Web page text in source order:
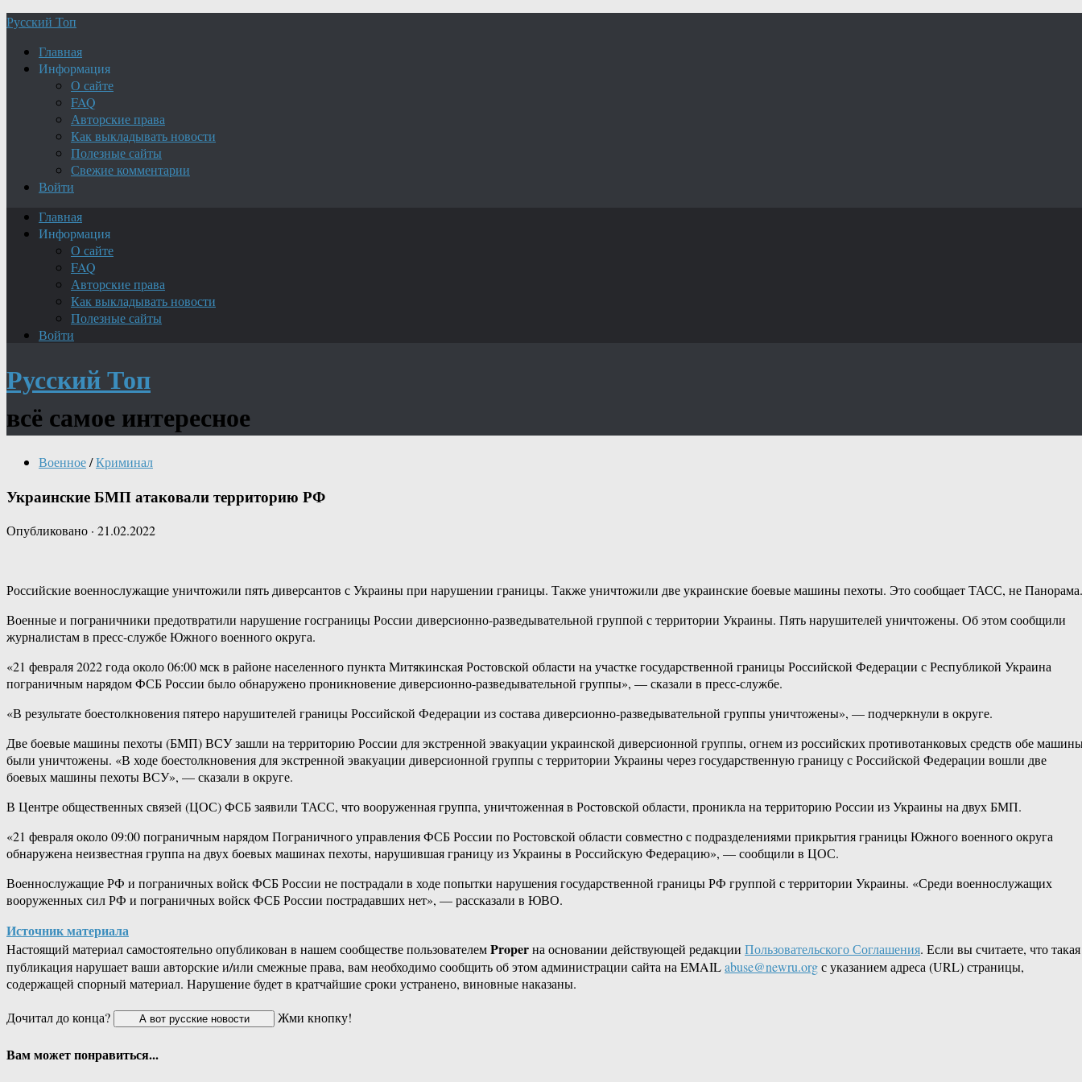
Русский Топ
Главная
Информация
О сайте
FAQ
Авторские права
Как выкладывать новости
Полезные сайты
Свежие комментарии
Войти
Главная
Информация
О сайте
FAQ
Авторские права
Как выкладывать новости
Полезные сайты
Войти
Русский Топ
всё самое интересное
Военное/Криминал
Украинские БМП атаковали территорию РФ
Опубликовано · 21.02.2022
Российские военнослужащие уничтожили пять диверсантов с Украины при нарушении границы. Также уничтожили две украинские боевые машины пехоты. Это сообщает ТАСС, не Панорама.
Военные и пограничники предотвратили нарушение госграницы России диверсионно-разведывательной группой с территории Украины. Пять нарушителей уничтожены. Об этом сообщили
журналистам в пресс-службе Южного военного округа.
«21 февраля 2022 года около 06:00 мск в районе населенного пункта Митякинская Ростовской области на участке государственной границы Российской Федерации с Республикой Украина
пограничным нарядом ФСБ России было обнаружено проникновение диверсионно-разведывательной группы», — сказали в пресс-службе.
«В результате боестолкновения пятеро нарушителей границы Российской Федерации из состава диверсионно-разведывательной группы уничтожены», — подчеркнули в округе.
Две боевые машины пехоты (БМП) ВСУ зашли на территорию России для экстренной эвакуации украинской диверсионной группы, огнем из российских противотанковых средств обе
были уничтожены. «В ходе боестолкновения для экстренной эвакуации диверсионной группы с территории Украины через государственную границу с Российской Федерации вошли две
боевых машины пехоты ВСУ», — сказали в округе.
В Центре общественных связей (ЦОС) ФСБ заявили ТАСС, что вооруженная группа, уничтоженная в Ростовской области, проникла на территорию России из Украины на двух БМП.
«21 февраля около 09:00 пограничным нарядом Пограничного управления ФСБ России по Ростовской области совместно с подразделениями прикрытия границы Южного военного округа
обнаружена неизвестная группа на двух боевых машинах пехоты, нарушившая границу из Украины в Российскую Федерацию», — сообщили в ЦОС.
Военнослужащие РФ и пограничных войск ФСБ России не пострадали в ходе попытки нарушения государственной границы РФ группой с территории Украины. «Среди военнослужащих
вооруженных сил РФ и пограничных войск ФСБ России пострадавших нет», — рассказали в ЮВО.
Источник материала
Настоящий материал самостоятельно опубликован в нашем сообществе пользователемProperна основании действующей редакции Пользовательского Соглашения. Если вы считаете, что такая
публикация нарушает ваши авторские и/или смежные права, вам необходимо сообщить об этом администрации сайта на EMAILabuse@newru.orgс указанием адреса (URL) страницы,
содержащей спорный материал. Нарушение будет в кратчайшие сроки устранено, виновные наказаны.
Дочитал до конца?
Жми кнопку!
Вам может понравиться...